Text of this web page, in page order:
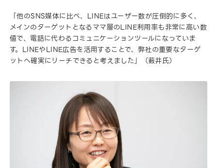
「他のSNS媒体に比べ、LINEはユーザー数が圧倒的に多く、
メインのターゲットとなるママ層のLINE利用率も非常に高い数
値で、電話に代わるコミュニケーションツールになっていま
す。LINEやLINE広告を活用することで、弊社の重要なターゲ
ットへ確実にリーチできると考えました」（薮井氏）